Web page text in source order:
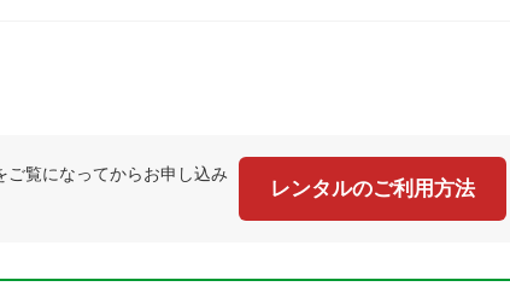
覧になってからお申し込み
レンタルのご利用方法